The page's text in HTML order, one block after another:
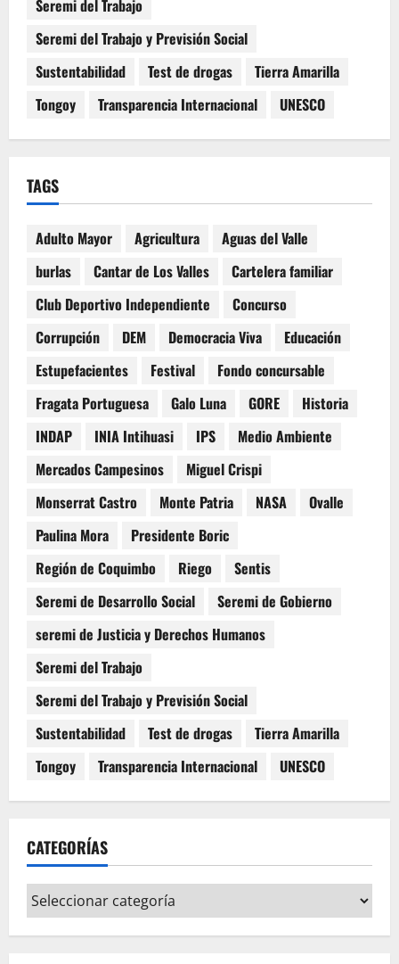
Seremi del Trabajo
Seremi del Trabajo y Previsión Social
Sustentabilidad
Test de drogas
Tierra Amarilla
Tongoy
Transparencia Internacional UNESCO
TAGS
Adulto Mayor Agricultura
Aguas del Valle
burlas
Cantar de Los Valles
Cartelera familiar
Club Deportivo Independiente
Concurso
Corrupción
DEM Democracia Viva
Educación
Estupefacientes
Festival
Fondo concursable
Fragata Portuguesa
Galo Luna GORE
Historia
INDAP
INIA Intihuasi IPS
Medio Ambiente
Mercados Campesinos
Miguel Crispi
Monserrat Castro
Monte Patria NASA
Ovalle
Paulina Mora
Presidente Boric
Región de Coquimbo
Riego
Sentis
Seremi de Desarrollo Social
Seremi de Gobierno
seremi de Justicia y Derechos Humanos
Seremi del Trabajo
Seremi del Trabajo y Previsión Social
Sustentabilidad
Test de drogas
Tierra Amarilla
Tongoy
Transparencia Internacional UNESCO
CATEGORÍAS
Categorías